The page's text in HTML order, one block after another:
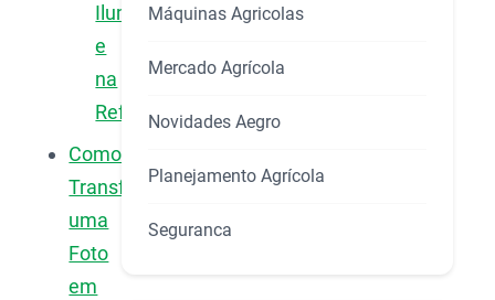
Iluminação
e
na
Reflectância
Como
Transformar
uma
Foto
em
Máquinas Agricolas
Mercado Agrícola
Novidades Aegro
Planejamento Agrícola
Seguranca